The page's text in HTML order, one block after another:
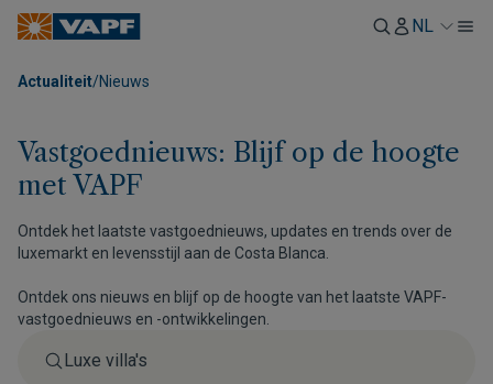
NL
Actualiteit/Nieuws
Vastgoednieuws: Blijf op de hoogte
met VAPF
Ontdek het laatste vastgoednieuws, updates en trends over de
luxemarkt en levensstijl aan de Costa Blanca.
Ontdek ons nieuws en blijf op de hoogte van het laatste VAPF-
vastgoednieuws en -ontwikkelingen.